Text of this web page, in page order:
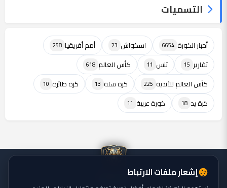
التسميات
أخبار الكورة 6654 اسكواش 23 أمم أفريقيا 258
تقارير 15 تنس 11 كأس العالم 618
كأس العالم للأندية 225 كرة سلة 13 كرة طائرة 10
كرة يد 18 كورة عربية 11
إشعار ملفات الارتباط